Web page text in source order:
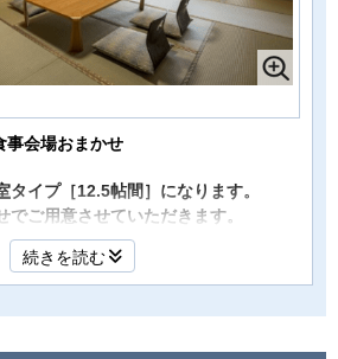
事会場おまかせ
タイプ［12.5帖間］になります。
でご用意させていただきます。
円～
、空気清浄機完備、温水洗浄機能付
続きを読む